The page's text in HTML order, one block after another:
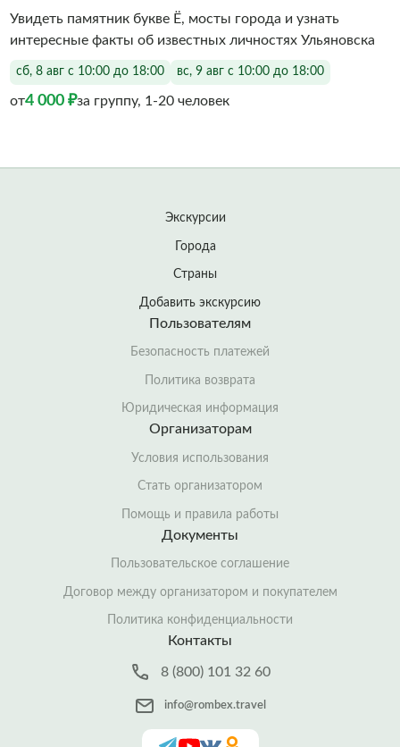
Увидеть памятник букве Ë, мосты города и узнать
интересные факты об известных личностях Ульяновска
сб, 8 авг с 10:00 до 18:00 вс, 9 авг с 10:00 до 18:00
от4 000 ₽за группу, 1-20 человек
Экскурсии
Города
Страны
Добавить экскурсию
Пользователям
Безопасность платежей
Политика возврата
Юридическая информация
Организаторам
Условия использования
Стать организатором
Помощь и правила работы
Документы
Пользовательское соглашение
Договор между организатором и покупателем
Политика конфиденциальности
Контакты
8 (800) 101 32 60
info@rombex.travel